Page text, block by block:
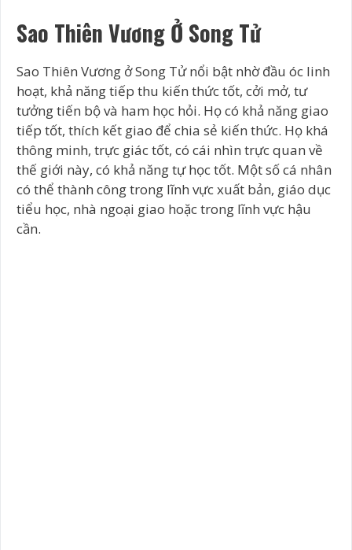
Sao Thiên Vương Ở Song Tử
Sao Thiên Vương ở Song Tử nổi bật nhờ đầu óc linh
hoạt, khả năng tiếp thu kiến thức tốt, cởi mở, tư
tưởng tiến bộ và ham học hỏi. Họ có khả năng giao
tiếp tốt, thích kết giao để chia sẻ kiến thức. Họ khá
thông minh, trực giác tốt, có cái nhìn trực quan về
thế giới này, có khả năng tự học tốt. Một số cá nhân
có thể thành công trong lĩnh vực xuất bản, giáo dục
tiểu học, nhà ngoại giao hoặc trong lĩnh vực hậu
cần.